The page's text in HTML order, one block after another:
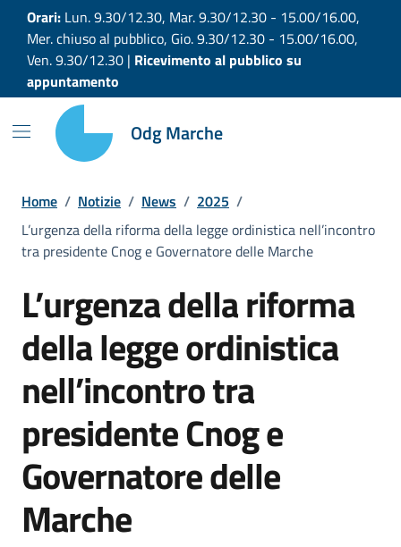
Vai ai contenuti
Vai al footer
Orari: Lun. 9.30/12.30, Mar. 9.30/12.30 - 15.00/16.00,
Mer. chiuso al pubblico, Gio. 9.30/12.30 - 15.00/16.00,
Ven. 9.30/12.30 | Ricevimento al pubblico su
appuntamento
Odg Marche
Home / Notizie / News / 2025 /
L’urgenza della riforma della legge ordinistica nell’incontro
tra presidente Cnog e Governatore delle Marche
L’urgenza della riforma
della legge ordinistica
nell’incontro tra
presidente Cnog e
Governatore delle
Marche